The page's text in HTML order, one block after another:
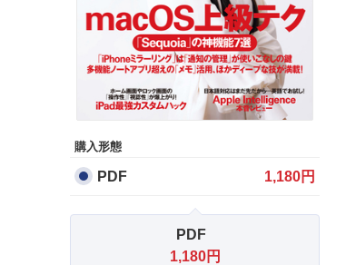
購入形態
PDF 1,180円
PDF
1,180円